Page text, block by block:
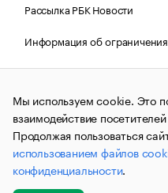
Рассылка РБК Новости
Информация об
Правовая информация
О
© АО
и материалы
(зарегистрировано
связи, информационных
коммуникаций
№ФС77-63848)
публикации могут
Мы используем cookie. Это
взаимодействие
Продолжая пользоваться
использованием файлов
конфиденциальности.